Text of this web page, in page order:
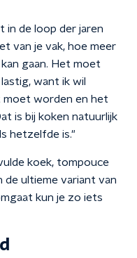
in de loop der jaren
van je vak, hoe meer
gaan. Het moet
want ik wil
moet worden en het
is bij koken natuurlijk
hetzelfde is."
koek, tompouce
de ultieme variant van
kun je zo iets